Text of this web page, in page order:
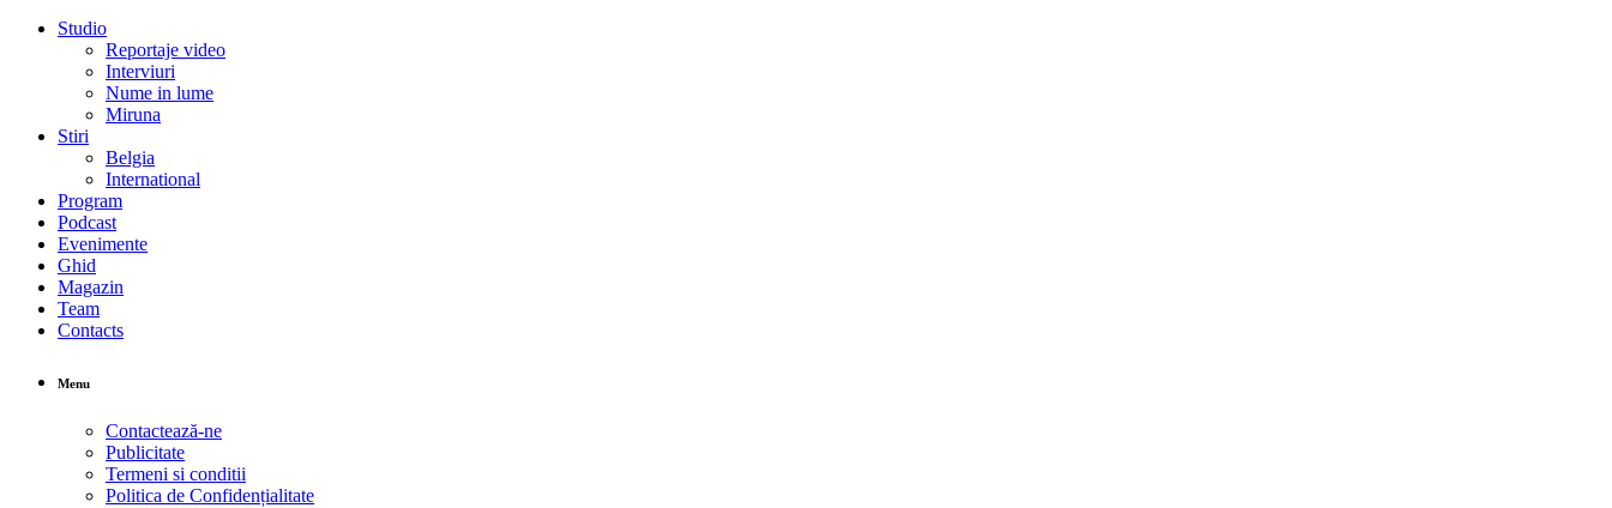
Studio
Reportaje video
Interviuri
Nume in lume
Miruna
Stiri
Belgia
International
Program
Podcast
Evenimente
Ghid
Magazin
Team
Contacts
Menu
Contactează-ne
Publicitate
Termeni si conditii
Politica de Confidențialitate